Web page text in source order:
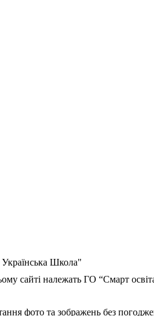
Українська Школа"
сайті належать ГО “Смарт
фото та зображень без